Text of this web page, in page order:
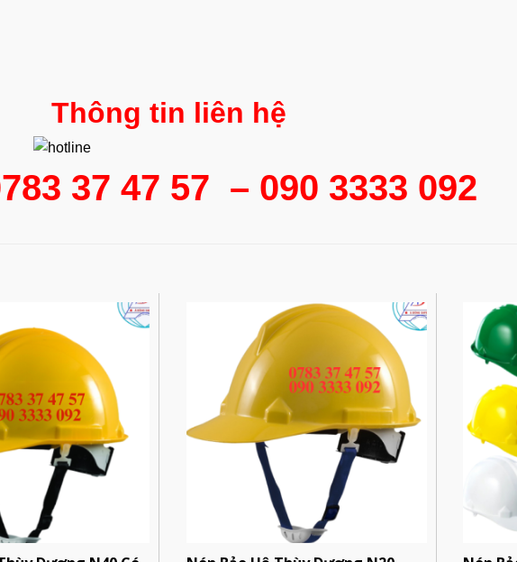
Thông tin liên hệ
37 47 57 – 090 3333 092